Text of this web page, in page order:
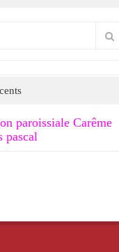
paroissiale Carême
pascal